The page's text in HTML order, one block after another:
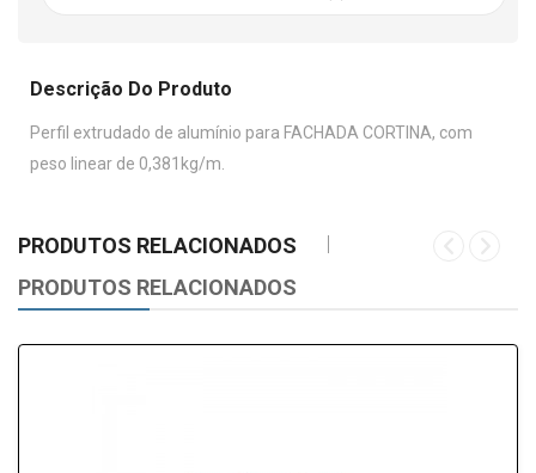
Descrição Do Produto
Perfil extrudado de alumínio para FACHADA CORTINA, com
peso linear de 0,381kg/m.
PRODUTOS RELACIONADOS
PRODUTOS RELACIONADOS